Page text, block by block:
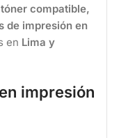
tóner compatible,
de impresión en
en Lima y
impresión